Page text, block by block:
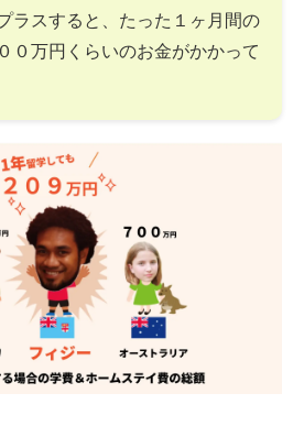
ラスすると、たった１ヶ月間の
０万円くらいのお金がかかって